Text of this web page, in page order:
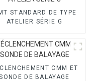
STANDARD DE TYPE
ATELIER SÉRIE G
CMM ET
DE BALAYAGE